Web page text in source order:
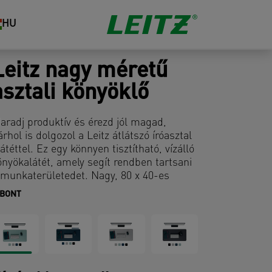
HU
nagy méretű
könyöklő
produktív és érezd jól magad,
is dolgozol a Leitz átlátszó íróasztal
Ez egy könnyen tisztítható, vízálló
amely segít rendben tartsani
Nagy, 80 x 40-es
helyet biztosít billentyűzet, egér,
kiömlött folyadékoktól és kopástól.
minden lézeres és optikai
Pánt segítségével összetekerhető a